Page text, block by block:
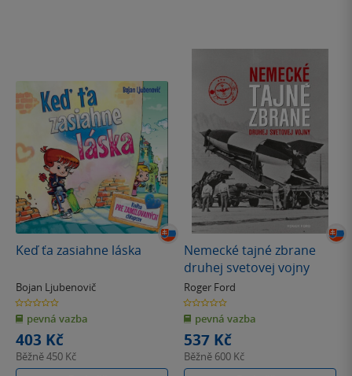
Keď ťa zasiahne láska
Bojan Ljubenovič
0.0
z
5
hvězdiček
pevná vazba
403 Kč
Běžně450 Kč
Nemecké tajné zbrane
druhej svetovej vojny
Roger Ford
0.0
z
5
hvězdiček
pevná vazba
537 Kč
Běžně 600 Kč